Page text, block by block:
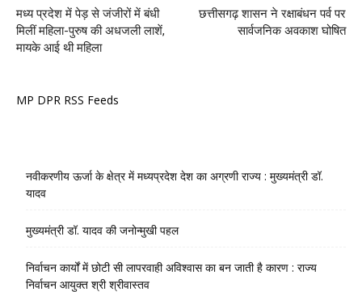
मध्य प्रदेश में पेड़ से जंजीरों में बंधी
मिलीं महिला-पुरुष की अधजली लाशें,
मायके आई थी महिला
छत्तीसगढ़ शासन ने रक्षाबंधन पर्व पर
सार्वजनिक अवकाश घोषित
MP DPR RSS Feeds
नवीकरणीय ऊर्जा के क्षेत्र में मध्यप्रदेश देश का अग्रणी राज्य : मुख्यमंत्री डॉ.
यादव
मुख्यमंत्री डॉ. यादव की जनोन्मुखी पहल
निर्वाचन कार्यों में छोटी सी लापरवाही अविश्वास का बन जाती है कारण : राज्य
निर्वाचन आयुक्त श्री श्रीवास्तव